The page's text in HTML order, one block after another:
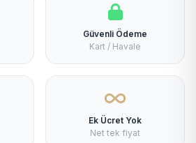
Güvenli Ödeme
Kart / Havale
Ek Ücret Yok
Net tek fiyat